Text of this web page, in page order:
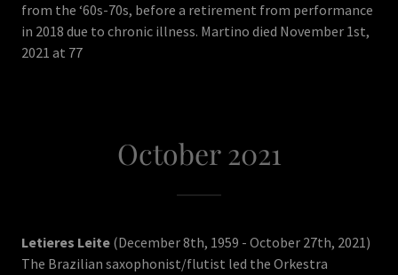
from the ‘60s-70s, before a retirement from performance
in 2018 due to chronic illness. Martino died November 1st,
2021 at 77
October 2021
Letieres Leite (December 8th, 1959 - October 27th, 2021)
The Brazilian saxophonist/flutist led the Orkestra